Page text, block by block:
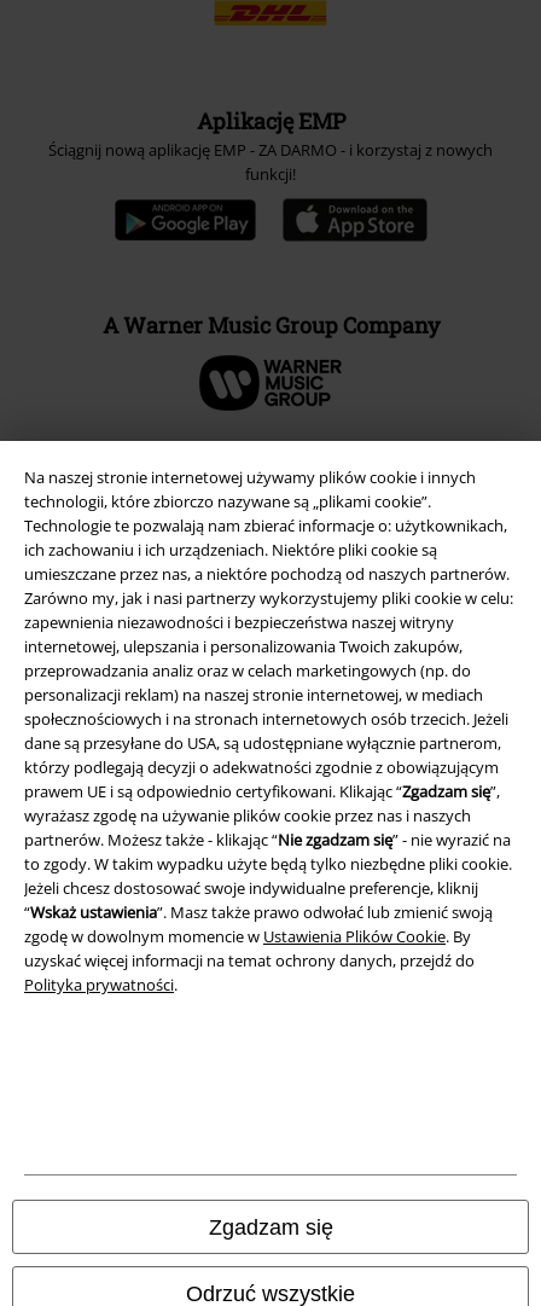
Na naszej stronie internetowej używamy plików cookie i innych
technologii, które zbiorczo nazywane są „plikami cookie”.
Technologie te pozwalają nam zbierać informacje o: użytkownikach,
ich zachowaniu i ich urządzeniach. Niektóre pliki cookie są
umieszczane przez nas, a niektóre pochodzą od naszych partnerów.
Zarówno my, jak i nasi partnerzy wykorzystujemy pliki cookie w celu:
zapewnienia niezawodności i bezpieczeństwa naszej witryny
internetowej, ulepszania i personalizowania Twoich zakupów,
przeprowadzania analiz oraz w celach marketingowych (np. do
personalizacji reklam) na naszej stronie internetowej, w mediach
społecznościowych i na stronach internetowych osób trzecich. Jeżeli
dane są przesyłane do USA, są udostępniane wyłącznie partnerom,
którzy podlegają decyzji o adekwatności zgodnie z obowiązującym
prawem UE i są odpowiednio certyfikowani. Klikając “Zgadzam się”,
wyrażasz zgodę na używanie plików cookie przez nas i naszych
partnerów. Możesz także - klikając “Nie zgadzam się” - nie wyrazić na
to zgody. W takim wypadku użyte będą tylko niezbędne pliki cookie.
Jeżeli chcesz dostosować swoje indywidualne preferencje, kliknij
“Wskaż ustawienia”. Masz także prawo odwołać lub zmienić swoją
zgodę w dowolnym momencie w Ustawienia Plików Cookie. By
uzyskać więcej informacji na temat ochrony danych, przejdź do
Polityka prywatności.
Zgadzam się
Odrzuć wszystkie
Aplikację EMP
Ściągnij nową aplikację EMP - ZA DARMO - i korzystaj z nowych
funkcji!
A Warner Music Group Company
Informacje prawne
Regulamin
Dane firmy
Polityka prywatności
Unieszkodliwianie odpadów i ochrona środowiska
Deklaracja Zgodności
Informacje dotyczące dostępności
wysyłki.
© 1986-2026 E.M.P. Merchandising HGmbH